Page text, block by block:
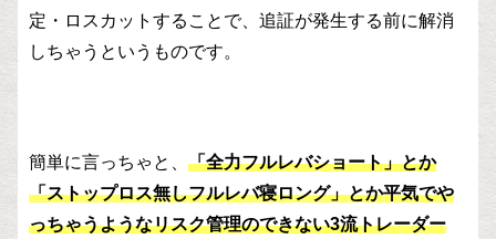
定・ロスカットすることで、追証が発生する前に解消
しちゃうというものです。
簡単に言っちゃと、 「全力フルレバショート」とか
「ストップロス無しフルレバ寝ロング」とか平気でや
っちゃうようなリスク管理のできない3流トレーダー